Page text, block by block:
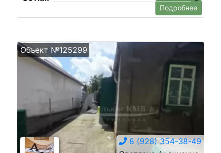
Подробнее
Объект №125299
8 (928) 354-38-49